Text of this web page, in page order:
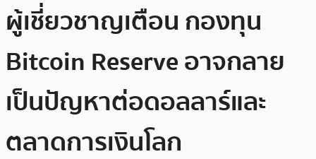
ผู้เชี่ยวชาญเตือน กองทุน
Bitcoin Reserve อาจกลาย
เป็นปัญหาต่อดอลลาร์และ
ตลาดการเงินโลก